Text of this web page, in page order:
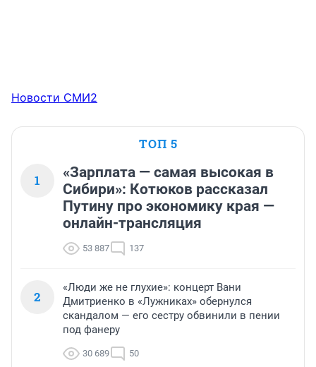
Новости СМИ2
ТОП 5
1
«Зарплата — самая высокая в
Сибири»: Котюков рассказал
Путину про экономику края —
онлайн-трансляция
53 887 137
2
«Люди же не глухие»: концерт Вани
Дмитриенко в «Лужниках» обернулся
скандалом — его сестру обвинили в пении
под фанеру
30 689 50